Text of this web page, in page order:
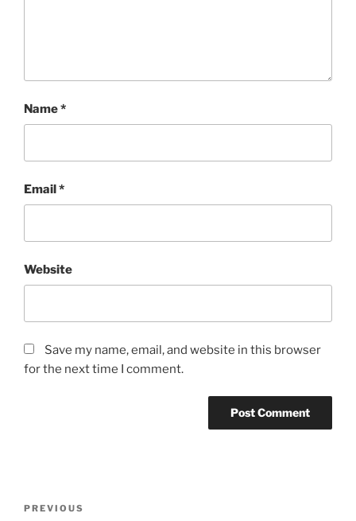
Name*
Email*
Website
Save my name, email, and website in this browser
for the next time I comment.
Previous
PREVIOUS